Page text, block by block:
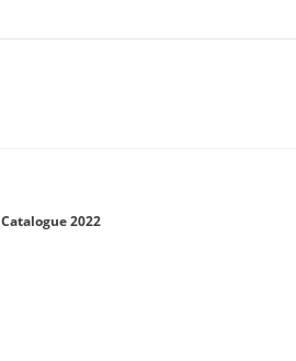
Catalogue 2022